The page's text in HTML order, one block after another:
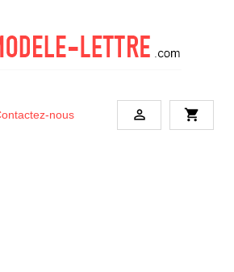
nous  shopping_cart